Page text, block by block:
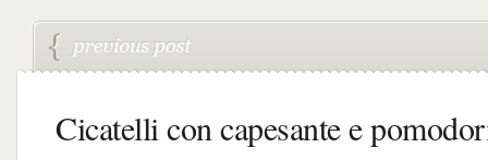
Cicatelli con capesante e